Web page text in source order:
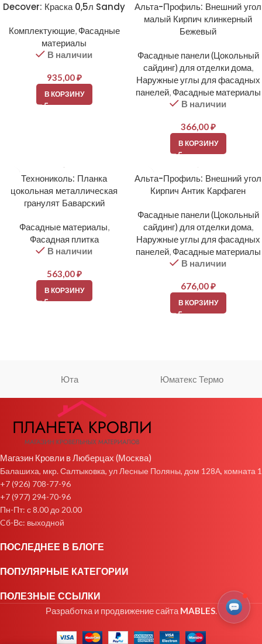
Decover: Краска 0,5л Sandy
Комплектующие, Фасадные
материалы
В наличии
935,00₽
В КОРЗИНУ
Альта-Профиль: Внешний угол
малый Кирпич клинкерный
Бежевый
Фасадные панели (Цокольный
сайдинг) для отделки дома,
Наружные углы для фасадных
панелей, Фасадные материалы
В наличии
366,00₽
В КОРЗИНУ
Технониколь: Планка
цокольная металлическая
гранулят Баварский
Фасадные материалы,
Фасадная плитка
В наличии
563,00₽
В КОРЗИНУ
Альта-Профиль: Внешний угол
Кирпич Антик Карфаген
Фасадные панели (Цокольный
сайдинг) для отделки дома,
Наружные углы для фасадных
панелей, Фасадные материалы
В наличии
676,00₽
В КОРЗИНУ
Юта Юматекс Термо
Магазин Кровли в Люберцах (Москва)
Балашиха, мкр. Салтыковка, ул Лесные Поляны, дом 128А, комната 1
+7 (926) 708-77-96
+7 (977) 294-70-96
Пн-Пт: с 8.00 до 20.00
Cб-Вс: выходной
ПОСЛЕДНЕЕ В БЛОГЕ
ПОПУЛЯРНЫЕ КАТЕГОРИИ
ПОЛЕЗНЫЕ ССЫЛКИ
Разработка и продвижение сайтаMABLES.